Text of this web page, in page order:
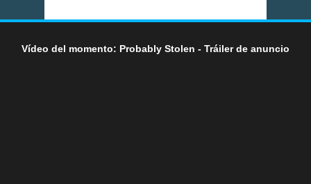
Vídeo del momento: Probably Stolen - Tráiler de anuncio